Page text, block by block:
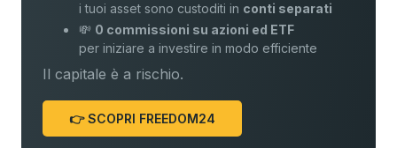
i tuoi asset sono custoditi in conti separati
💸 0 commissioni su azioni ed ETF
per iniziare a investire in modo efficiente
Il capitale è a rischio.
👉 SCOPRI FREEDOM24